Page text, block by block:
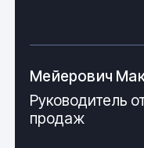
Мейерович
Руководитель
продаж